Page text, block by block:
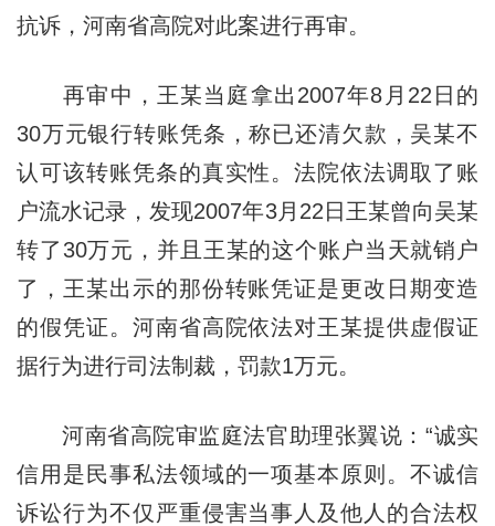
抗诉，河南省高院对此案进行再审。
再审中，王某当庭拿出2007年8月22日的
30万元银行转账凭条，称已还清欠款，吴某不
认可该转账凭条的真实性。法院依法调取了账
户流水记录，发现2007年3月22日王某曾向吴某
转了30万元，并且王某的这个账户当天就销户
了，王某出示的那份转账凭证是更改日期变造
的假凭证。河南省高院依法对王某提供虚假证
据行为进行司法制裁，罚款1万元。
河南省高院审监庭法官助理张翼说：“诚实
信用是民事私法领域的一项基本原则。不诚信
诉讼行为不仅严重侵害当事人及他人的合法权